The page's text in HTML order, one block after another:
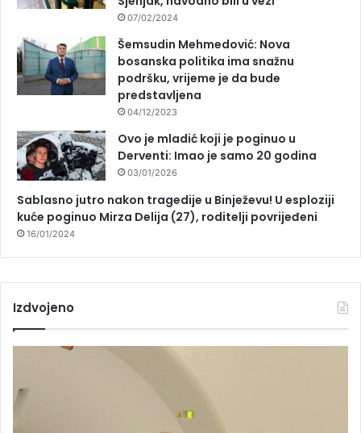
07/02/2024
Šemsudin Mehmedović: Nova
bosanska politika ima snažnu
podršku, vrijeme je da bude
predstavljena
04/12/2023
Ovo je mladić koji je poginuo u
Derventi: Imao je samo 20 godina
03/01/2026
Sablasno jutro nakon tragedije u Binježevu! U esploziji
kuće poginuo Mirza Delija (27), roditelji povrijeđeni
16/01/2024
Izdvojeno